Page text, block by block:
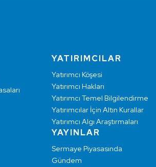
YATIRIMCILAR
Yatırımcı Köşesi
Yatırımcı Hakları
Yatırımcı Temel Bilgilendirme
Yatırımcılar İçin Altın Kurallar
Yatırımcı Algı Araştırmaları
YAYINLAR
Sermaye Piyasasında
Gündem